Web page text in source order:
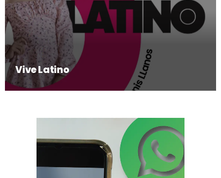
Vive Latino